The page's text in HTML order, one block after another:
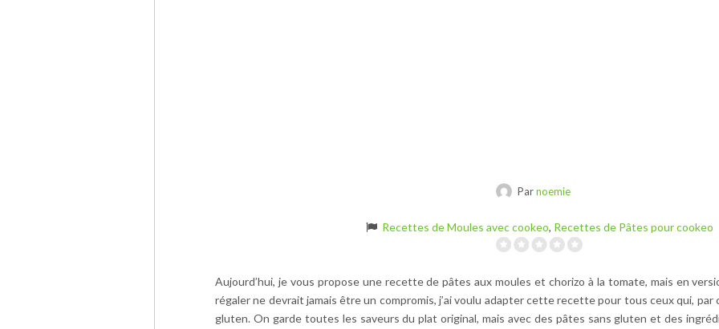
Parnoemie
Recettes de Moules avec cookeo, Recettes de Pâtes pour cookeo
Aujourd’hui, je vous propose une recette de pâtes aux moules et chorizo à la tomate, mais en
régaler ne devrait jamais être un compromis, j’ai voulu adapter cette recette pour tous ceux qui,
gluten. On garde toutes les saveurs du plat original, mais avec des pâtes sans gluten et des